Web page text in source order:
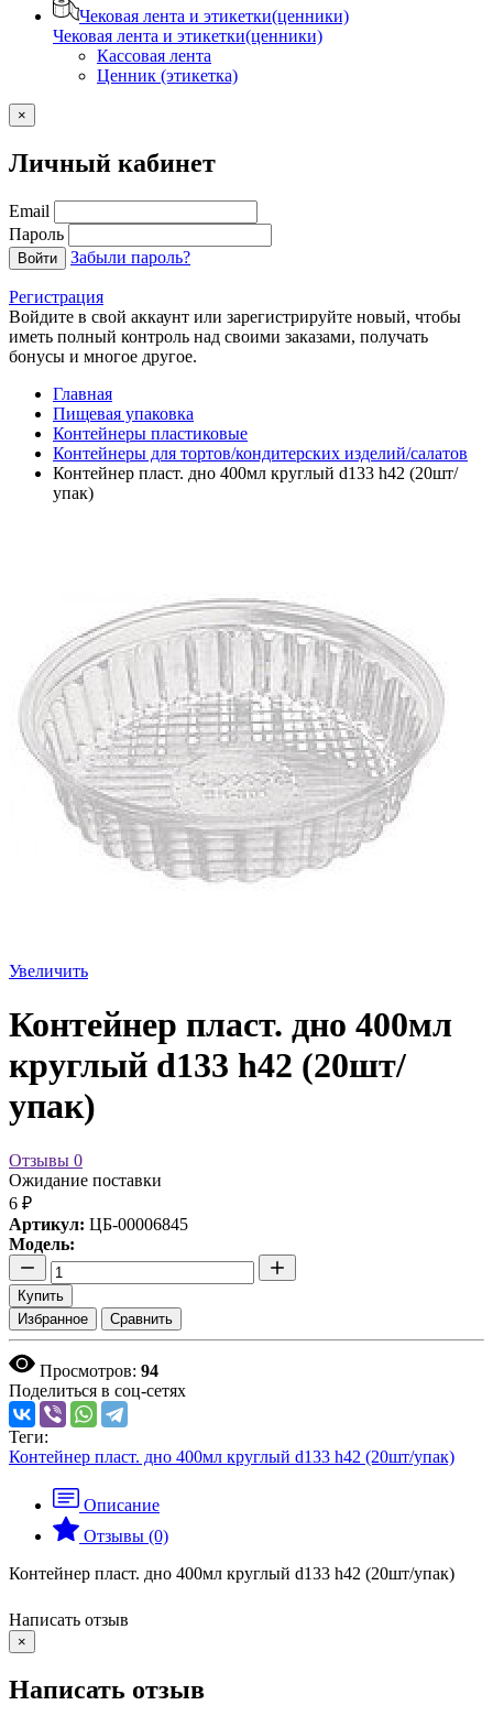
Чековая лента и этикетки(ценники)
Чековая лента и этикетки(ценники)
Кассовая лента
Ценник (этикетка)
×
Личный кабинет
Email
Пароль
Войти Забыли пароль?
Регистрация
Войдите в свой аккаунт или зарегистрируйте новый, чтобы
иметь полный контроль над своими заказами, получать
бонусы и многое другое.
Главная
Пищевая упаковка
Контейнеры пластиковые
Контейнеры для тортов/кондитерских изделий/салатов
Контейнер пласт. дно 400мл круглый d133 h42 (20шт/
упак)
Увеличить
Контейнер пласт. дно 400мл
круглый d133 h42 (20шт/
упак)
Отзывы 0
Ожидание поставки
6 ₽
Артикул: ЦБ-00006845
Модель:
Купить
Избранное
Сравнить
Просмотров: 94
Поделиться в соц-сетях
Теги:
Контейнер пласт. дно 400мл круглый d133 h42 (20шт/упак)
Описание
Отзывы (0)
Контейнер пласт. дно 400мл круглый d133 h42 (20шт/упак)
Написать отзыв
×
Написать отзыв